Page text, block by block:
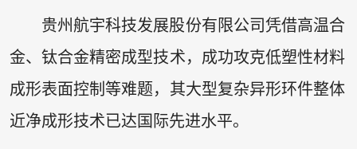
贵州航宇科技发展股份有限公司凭借高温合
金、钛合金精密成型技术，成功攻克低塑性材料
成形表面控制等难题，其大型复杂异形环件整体
近净成形技术已达国际先进水平。